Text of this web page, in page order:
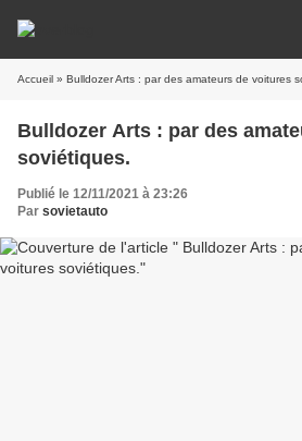
Accueil » Bulldozer Arts : par des amateurs de voitures
Bulldozer Arts : par des
soviétiques.
Publié le 12/11/2021 à 23:26
Par sovietauto